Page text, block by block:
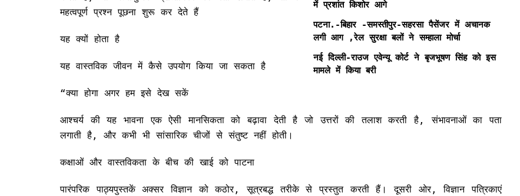
में प्रशांत किशोर आगे
पटना.-बिहार -समस्तीपुर-सहरसा पैसेंजर में अचानक
लगी आग ,रेल सुरक्षा बलों ने सम्हाला मोर्चा
नई दिल्ली-राउज एवेन्यू कोर्ट ने बृजभूषण सिंह को इस
मामले में किया बरी
महत्वपूर्ण प्रश्न पूछना शुरू कर देते हैं
यह क्यों होता है
यह वास्तविक जीवन में कैसे उपयोग किया जा सकता है
“क्या होगा अगर हम इसे देख सकें
आश्चर्य की यह भावना एक ऐसी मानसिकता को बढ़ावा देती है जो उत्तरों की तलाश करती है, संभावनाओं का पता
लगाती है, और कभी भी सांसारिक चीजों से संतुष्ट नहीं होती।
कक्षाओं और वास्तविकता के बीच की खाई को पाटना
पारंपरिक पाठ्यपुस्तकें अक्सर विज्ञान को कठोर, सूत्रबद्ध तरीके से प्रस्तुत करती हैं। दूसरी ओर, विज्ञान पत्रिकाएं